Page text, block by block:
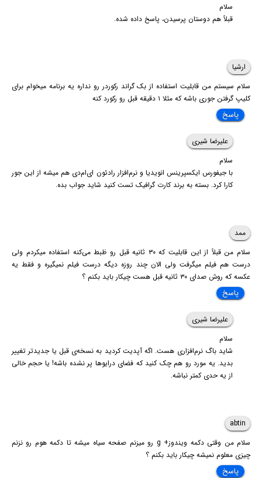
سلام
قبلاً هم دوستان پرسیدن، پاسخ داده شده.
ارشیا
سلام سیستم من قابلیت استفاده از بک گراند رکوردر رو نداره یه برنامه میخوام برای
کلیپ گرفتن جوری باشه که مثلا ۱ دقیقه قبل رو رکورد کنه
پاسخ
علیرضا شیری
سلام
با جیفورس ایکسپرینس انویدیا و نرم‌افزار رادئون ای‌ام‌دی هم میشه از این جور
کارا کرد. بسته به برند کارت گرافیک تست کنید شاید جواب بده.
ممد
سلام من قبلاً از این قابلیت که ۳۰ ثانیه قبل رو ظبط می‌کنه استفاده میکردم ولی
درست هم فیلم میگرفت ولی الان چند روزه دیگه درست فیلم نمیگیره و فقط یه
عکسه که روش صدای ۳۰ ثانیه قبل هست چیکار باید بکنم ؟
پاسخ
علیرضا شیری
سلام
شاید باگ نرم‌افزاری هست. اگه آپدیت کردید به نسخه‌ی قبل یا جدیدتر تغییر
بدید. یه مورد رو هم چک کنید که فضای درایوها پر نشده باشه! یا حجم خالی
از یه حدی کمتر نباشه.
abtin
سلام من وقتی دکمه ویندوز+ g رو میزنم صفحه سیاه میشه تا دکمه هوم رو نزنم
چیزی معلوم نمیشه چیکار باید بکنم ؟
پاسخ